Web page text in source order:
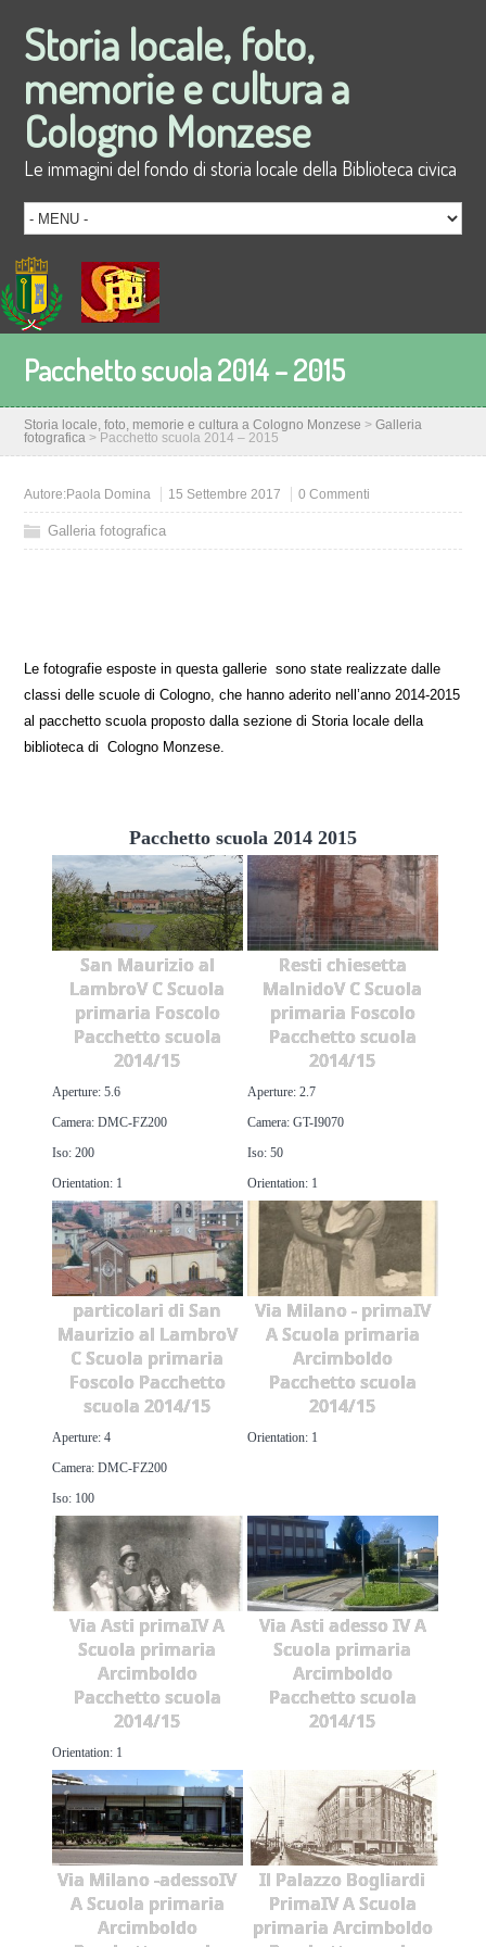
Storia locale, foto,
memorie e cultura a
Cologno Monzese
Le immagini del fondo di storia locale della Biblioteca civica
Pacchetto scuola 2014 – 2015
Storia locale, foto, memorie e cultura a Cologno Monzese >Galleria
fotografica > Pacchetto scuola 2014 – 2015
Autore:Paola Domina 15 Settembre 2017 0 Commenti
Galleria fotografica
Le fotografie esposte in questa gallerie sono state realizzate dalle
classi delle scuole di Cologno, che hanno aderito nell’anno 2014-2015
al pacchetto scuola proposto dalla sezione di Storia locale della
biblioteca di Cologno Monzese.
Pacchetto scuola 2014 2015
San Maurizio al
LambroV C Scuola
primaria Foscolo
Pacchetto scuola
2014/15
Aperture: 5.6
Camera: DMC-FZ200
Iso: 200
Orientation: 1
Resti chiesetta
MalnidoV C Scuola
primaria Foscolo
Pacchetto scuola
2014/15
Aperture: 2.7
Camera: GT-I9070
Iso: 50
Orientation: 1
particolari di San
Maurizio al LambroV
C Scuola primaria
Foscolo Pacchetto
scuola 2014/15
Aperture: 4
Camera: DMC-FZ200
Iso: 100
Via Milano - primaIV
A Scuola primaria
Arcimboldo
Pacchetto scuola
2014/15
Orientation: 1
Via Asti primaIV A
Scuola primaria
Arcimboldo
Pacchetto scuola
2014/15
Orientation: 1
Via Asti adesso IV A
Scuola primaria
Arcimboldo
Pacchetto scuola
2014/15
Via Milano -adessoIV
A Scuola primaria
Arcimboldo
Il Palazzo Bogliardi
PrimaIV A Scuola
primaria Arcimboldo